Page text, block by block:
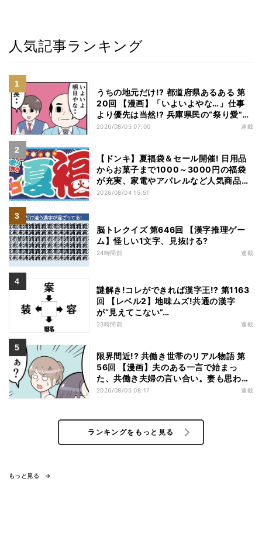
人気記事ランキング
うちの地元だけ!? 都道府県あるある 第
20回 【漫画】「いよいよやな…」仕事
より優先は当然!? 兵庫県民の“祭り愛”が
熱すぎた
2026/08/05 07:00 連載
【ドンキ】夏福袋＆セール開催! 日用品
からお菓子まで1000～3000円の福袋
が充実、家電やアパレルなど人気商品も
特価
2026/08/04 15:51
脳トレクイズ 第646回 【漢字推理ゲー
ム】怪しい1文字、見抜ける?
24時間前 連載
謎解き!コレができれば漢字王!? 第1163
回 【レベル2】地味ムズ!共通の漢字
が“見えてこない”…
23時間前 連載
限界間近!? 共働き世帯のリアル物語 第
56回 【漫画】夫のある一言で始まっ
た、共働き夫婦の言い合い。妻も思わ
ず…
2026/08/05 08:17 連載
ランキングをもっと見る
もっと見る